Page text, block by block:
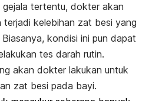
gejala tertentu, dokter akan
terjadi kelebihan zat besi yang
kondisi ini pun dapat
tes darah rutin.
akan dokter lakukan untuk
zat besi pada bayi.